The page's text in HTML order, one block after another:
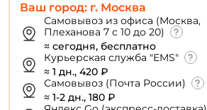
Ваш город: г. Москва
Самовывоз из офиса (Москва,
Плеханова 7 с 10 до 20)
≈ сегодня, бесплатно
Курьерская служба "EMS"
≈ 1 дн., 420 ₽
Самовывоз (Почта России)
≈ 1-2 дн., 180 ₽